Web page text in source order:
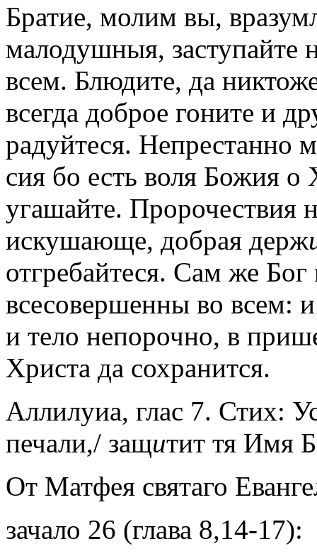
Братие, молим вы,
малодушныя, заступайте
всем. Блюдите, да
всегда доброе гоните и
радуйтеся. Непрестанно
сия бо есть воля Божия о
угашайте. Пророчествия
искушающе, добрая держ
отгребайтеся. Сам же
всесовершенны во всем:
и тело непорочно, в
Христа да сохранится.
Аллилуиа, глас 7. Стих:
печали,/ защитит тя Имя
От Матфея святаго
зачало 26 (глава 8,14-17):